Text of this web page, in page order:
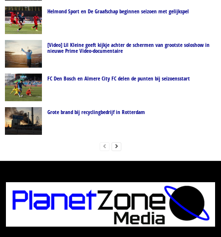
Helmond Sport en De Graafschap beginnen seizoen met gelijkspel
[Video] Lil Kleine geeft kijkje achter de schermen van grootste soloshow in
nieuwe Prime Video-documentaire
FC Den Bosch en Almere City FC delen de punten bij seizoensstart
Grote brand bij recyclingbedrijf in Rotterdam